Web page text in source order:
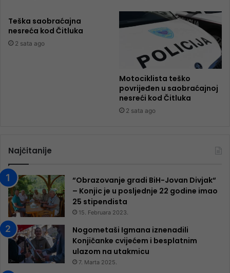
Teška saobraćajna
nesreća kod Čitluka
2 sata ago
Motociklista teško
povrijeđen u saobraćajnoj
nesreći kod Čitluka
2 sata ago
Najčitanije
“Obrazovanje gradi BiH-Jovan Divjak“
– Konjic je u posljednje 22 godine imao
25 ​​stipendista
15. Februara 2023.
Nogometaši Igmana iznenadili
Konjičanke cvijećem i besplatnim
ulazom na utakmicu
7. Marta 2025.